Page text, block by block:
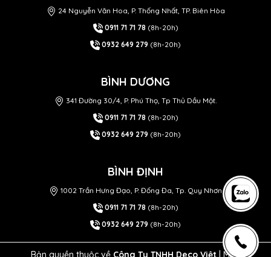
24 Nguyễn Văn Hoa, P. Thống Nhất, TP. Biên Hòa
0911 71 71 78 (8h-20h)
0932 649 279 (8h-20h)
BÌNH DƯƠNG
341 Đường 30/4, P. Phú Thọ, Tp Thủ Dầu Một.
0911 71 71 78 (8h-20h)
0932 649 279 (8h-20h)
BÌNH ĐỊNH
1002 Trần Hưng Đạo, P. Đống Đa, Tp. Quy Nhơn
0911 71 71 78 (8h-20h)
0932 649 279 (8h-20h)
Bản quyền thuộc về Công Ty TNHH Deco Việt | MST